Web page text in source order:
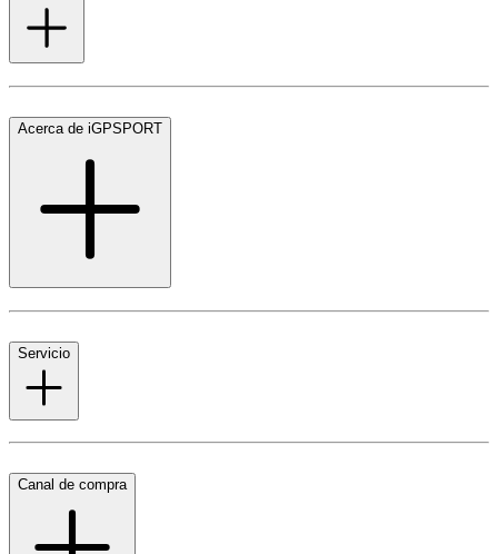
Acerca de iGPSPORT
Servicio
Canal de compra